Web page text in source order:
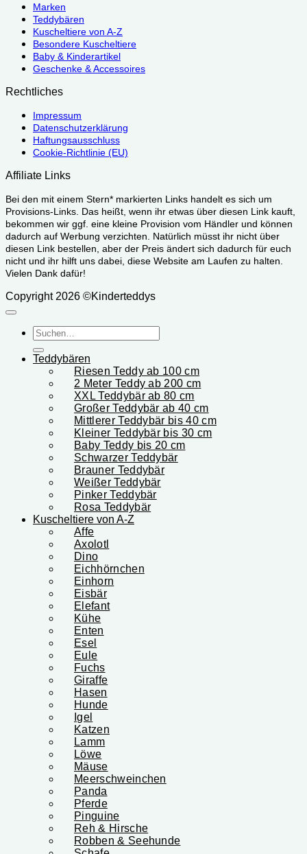
Marken
Teddybären
Kuscheltiere von A-Z
Besondere Kuscheltiere
Baby & Kinderartikel
Geschenke & Accessoires
Rechtliches
Impressum
Datenschutzerklärung
Haftungsausschluss
Cookie-Richtlinie (EU)
Affiliate Links
Bei den mit einem Stern* markierten Links handelt es sich um
Provisions-Links. Das heißt, wenn ihr etwas über diesen Link kauft,
bekommen wir ggf. eine kleine Provision vom Händler und können
dadurch auf Werbung verzichten. Natürlich müsst ihr nicht über
diesen Link bestellen, aber der Preis ändert sich dadurch für euch
nicht und ihr hilft uns dabei, diese Website am Laufen zu halten.
Vielen Dank dafür!
Copyright 2026 ©Kinderteddys
Suchen
nach:
Teddybären
Riesen Teddy ab 100 cm
2 Meter Teddy ab 200 cm
XXL Teddybär ab 80 cm
Großer Teddybär ab 40 cm
Mittlerer Teddybär bis 40 cm
Kleiner Teddybär bis 30 cm
Baby Teddy bis 20 cm
Schwarzer Teddybär
Brauner Teddybär
Weißer Teddybär
Pinker Teddybär
Rosa Teddybär
Kuscheltiere von A-Z
Affe
Axolotl
Dino
Eichhörnchen
Einhorn
Eisbär
Elefant
Kühe
Enten
Esel
Eule
Fuchs
Giraffe
Hasen
Hunde
Igel
Katzen
Lamm
Löwe
Mäuse
Meerschweinchen
Panda
Pferde
Pinguine
Reh & Hirsche
Robben & Seehunde